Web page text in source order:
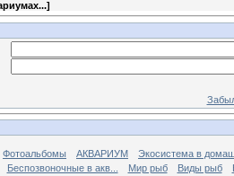
]
Фотоальбомы АКВАРИУМ
Экосистема в
Беспозвоночные в акв... Мир рыб Виды рыб